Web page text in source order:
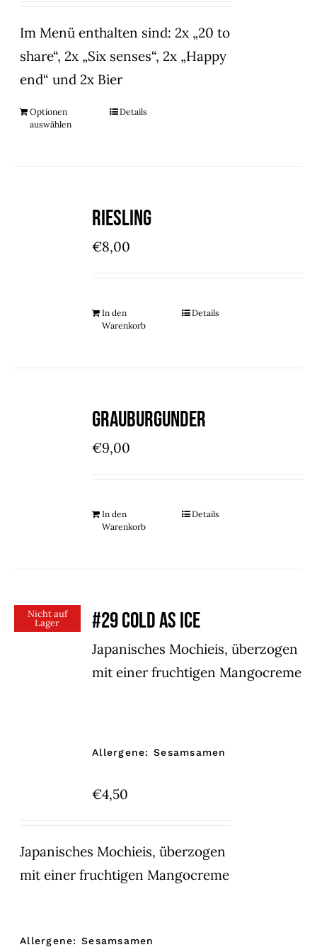
Im Menü enthalten sind: 2x „20 to
share“, 2x „Six senses“, 2x „Happy
end“ und 2x Bier
Optionen
auswählen
Details
Riesling
€8,00
In den
Warenkorb
Details
Grauburgunder
€9,00
In den
Warenkorb
Details
Nicht auf
Lager #29 COLD AS ICE
Japanisches Mochieis, überzogen
mit einer fruchtigen Mangocreme
Allergene: Sesamsamen
€4,50
Japanisches Mochieis, überzogen
mit einer fruchtigen Mangocreme
Allergene: Sesamsamen